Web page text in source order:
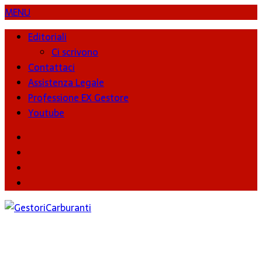
MENU
Editoriali
Ci scrivono
Contattaci
Assistenza Legale
Professione EX Gestore
Youtube